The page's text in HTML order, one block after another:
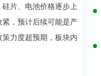
片、电池价格逐步上
，预计后续可能是产
力度超预期，板块内